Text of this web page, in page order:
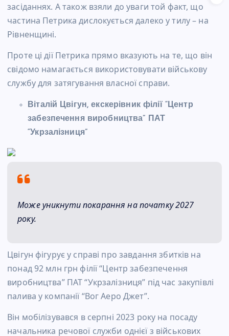
засіданнях. А також взяли до уваги той факт, що
частина Петрика дислокується далеко у тилу – на
Рівненщині.
Проте ці дії Петрика прямо вказують на те, що він
свідомо намагається використовувати військову
службу для затягування власної справи.
Віталій Цвігун, екскерівник філії “Центр
забезпечення виробництва” ПАТ
“Укрзалізниця”
Може уникнути покарання на початку 2027
року.
Цвігун фігурує у справі про завдання збитків на
понад 92 млн грн філії “Центр забезпечення
виробництва” ПАТ “Укрзалізниця” під час закупівлі
палива у компанії “Вог Аеро Джет”.
Він мобілізувався в серпні 2023 року на посаду
начальника речової служби однієї з військових